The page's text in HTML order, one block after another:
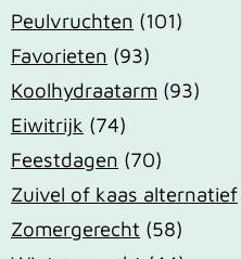
Peulvruchten (101)
Favorieten (93)
Koolhydraatarm (93)
Eiwitrijk (74)
Feestdagen (70)
Zuivel of kaas alternatief
Zomergerecht (58)